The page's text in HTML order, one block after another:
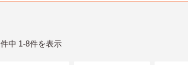
件中 1-8件を表示